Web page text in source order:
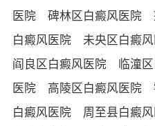
医院
碑林区白癜风医院
白癜风医院
未央区白癜
阎良区白癜风医院
临潼
医院
高陵区白癜风医院
白癜风医院
周至县白癜